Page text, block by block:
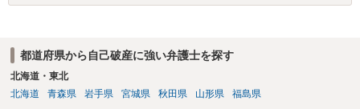
か月程度経過しても支払いがなければ一括返済可能という契約になっ
都道府県から自己破産に強い弁護士を探す
北海道・東北
北海道
青森県 岩手県 宮城県 秋田県 山形県 福島県